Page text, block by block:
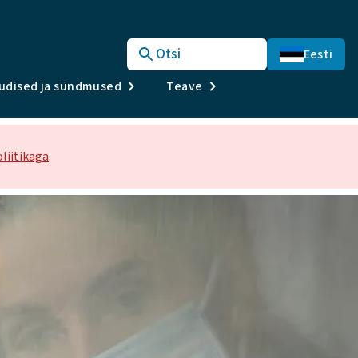
Otsi
Eesti
ja sündmused Teave
.